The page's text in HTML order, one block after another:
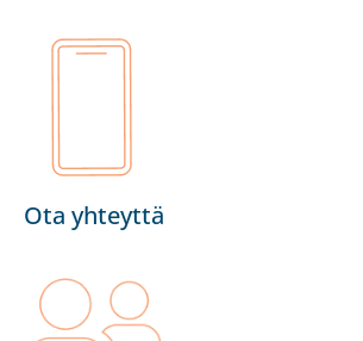
Ota yhteyttä